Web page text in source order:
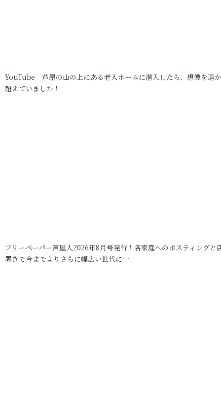
YouTube 芦屋の山の上にある老人ホームに潜入したら、想像を遥
超えていました！
フリーペーパー芦屋人2026年8月号発行！各家庭へのポスティングと
置きで今までよりさらに幅広い世代に…